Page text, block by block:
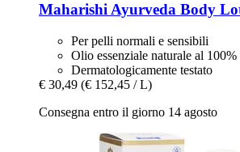
Maharishi Ayurveda Body
Per pelli normali e sensibili
Olio essenziale naturale al
Dermatologicamente testato
€ 30,49 (€ 152,45 / L)
Consegna entro il giorno 14 agosto